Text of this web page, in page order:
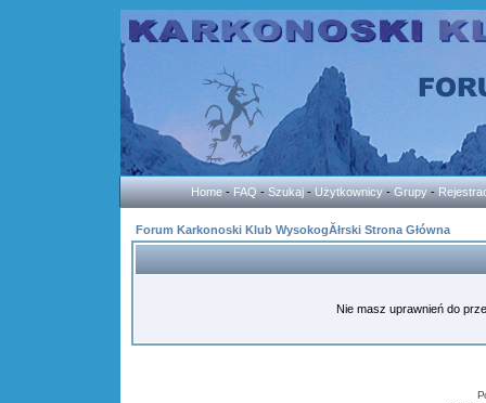
Home-FAQ-Szukaj-Użytkownicy-Grupy-
Forum Karkonoski Klub WysokogĂłrski Strona Główna
Nie masz uprawnień do